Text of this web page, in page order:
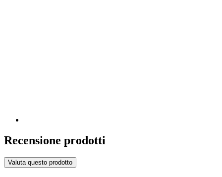
Recensione prodotti
Valuta questo prodotto